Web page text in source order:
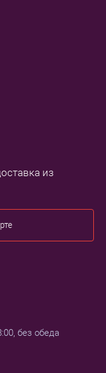
из
без обеда